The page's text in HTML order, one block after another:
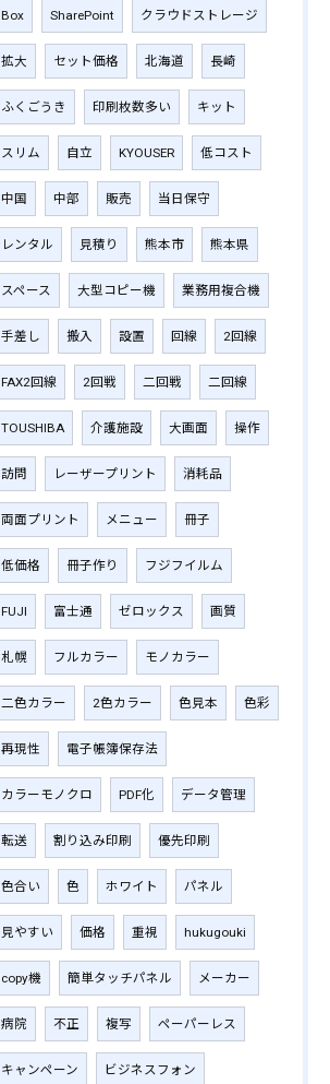
Box SharePoint クラウドストレージ
拡大 セット価格 北海道 長崎
ふくごうき 印刷枚数多い キット
スリム 自立 KYOUSER 低コスト
中国 中部 販売 当日保守
レンタル 見積り 熊本市 熊本県
スペース 大型コピー機 業務用複合機
手差し 搬入 設置 回線 2回線
FAX2回線 2回戦 二回戦 二回線
TOUSHIBA 介護施設 大画面 操作
訪問 レーザープリント 消耗品
両面プリント メニュー 冊子
低価格 冊子作り フジフイルム
FUJI 富士通 ゼロックス 画質
札幌 フルカラー モノカラー
二色カラー 2色カラー 色見本 色彩
再現性 電子帳簿保存法
カラーモノクロ PDF化 データ管理
転送 割り込み印刷 優先印刷
色合い 色 ホワイト パネル
見やすい 価格 重視 hukugouki
copy機 簡単タッチパネル メーカー
病院 不正 複写 ペーパーレス
キャンペーン ビジネスフォン